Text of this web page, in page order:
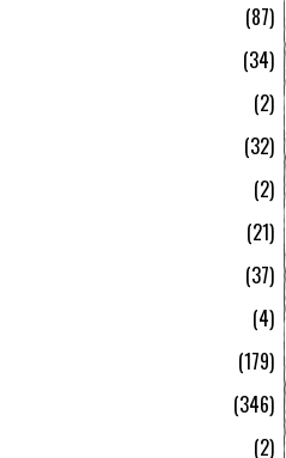
87
34
2
32
2
21
37
4
179
346
2